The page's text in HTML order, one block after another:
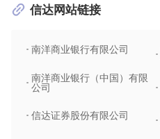
信达网站链接
南洋商业银行有限公司
南洋商业银行（中国）有限
公司
信达证券股份有限公司